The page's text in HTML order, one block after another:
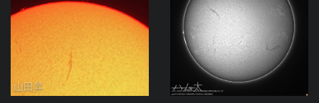
山田昇 ハム太